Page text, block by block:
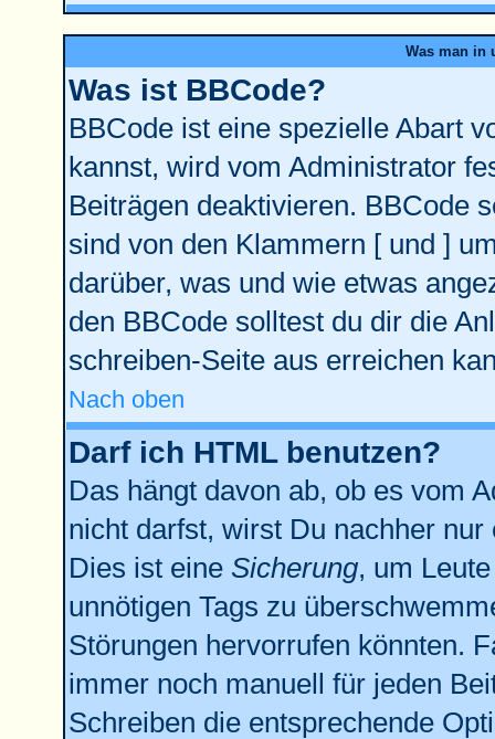
Was man in
Was ist BBCode?
BBCode ist eine spezielle Abart
kannst, wird vom Administrator
Beiträgen deaktivieren. BBCode
sind von den Klammern [ und ]
darüber, was und wie etwas
den BBCode solltest du dir die
schreiben-Seite aus erreichen
Nach oben
Darf ich HTML benutzen?
Das hängt davon ab, ob es vom
nicht darfst, wirst Du nachher
Dies ist eine Sicherung, um
unnötigen Tags zu
Störungen hervorrufen könnten.
immer noch manuell für jeden
Schreiben die entsprechende